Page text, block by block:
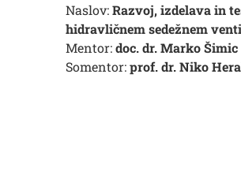
Išči
Naslov:Razvoj, izdelava in
hidravličnem sedežnem
Mentor:doc. dr. Marko Šimic
Somentor:prof. dr. Niko